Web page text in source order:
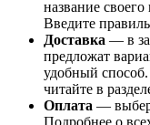
название
Введите
Доставка — в
предложат
удобный
читайте в
Оплата —
Подробнее о